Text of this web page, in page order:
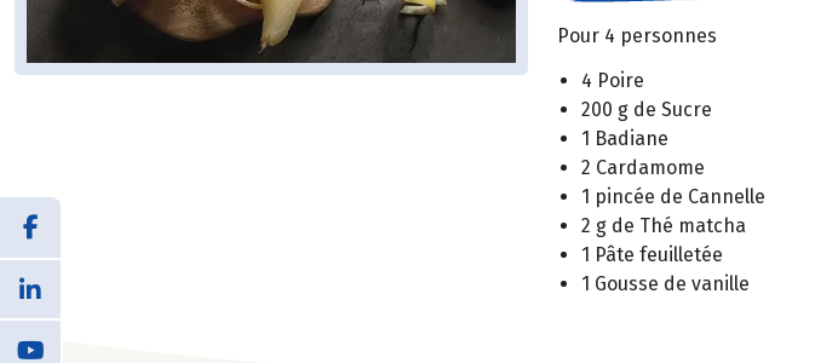
Pour 4 personnes
4 Poire
200 g de Sucre
1 Badiane
2 Cardamome
1 pincée de Cannelle
2 g de Thé matcha
1 Pâte feuilletée
1 Gousse de vanille